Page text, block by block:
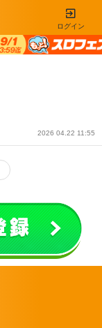
ログイン
2026 04.22 11:55